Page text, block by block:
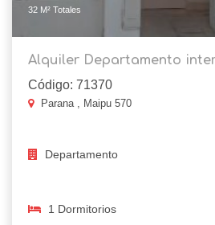
32 M² Totales
Alquiler Departamento
Código: 71370
Parana , Maipu 570
Departamento
1 Dormitorios